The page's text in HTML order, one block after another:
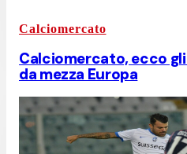
Calciomercato
Calciomercato, ecco
da mezza Europa